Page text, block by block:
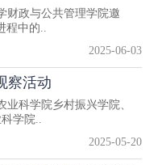
财政与公共管理学院邀
程中的..
2025-06-03
察活动
科学院乡村振兴学院、
学院..
2025-05-20